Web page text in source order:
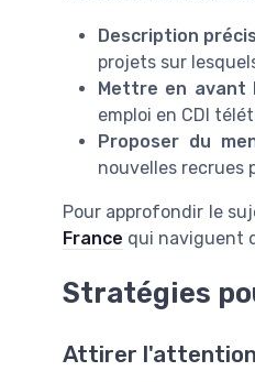
Description
projets sur
Mettre en avant
emploi en CDI
Proposer du
nouvelles recrues
Pour approfondir le
France qui naviguent
Stratégies
Attirer l'attention